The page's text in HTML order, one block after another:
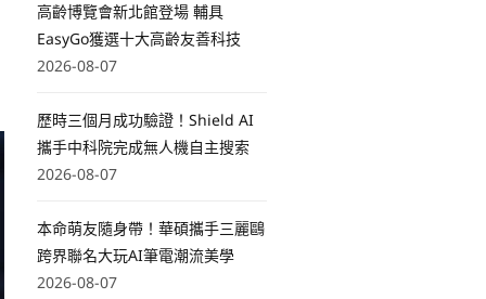
高齡博覽會新北館登場 輔具
EasyGo獲選十大高齡友善科技
2026-08-07
歷時三個月成功驗證！Shield AI
攜手中科院完成無人機自主搜索
2026-08-07
本命萌友隨身帶！華碩攜手三麗鷗
跨界聯名大玩AI筆電潮流美學
2026-08-07